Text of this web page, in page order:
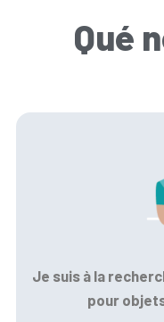
Qué
Je suis à la
pour